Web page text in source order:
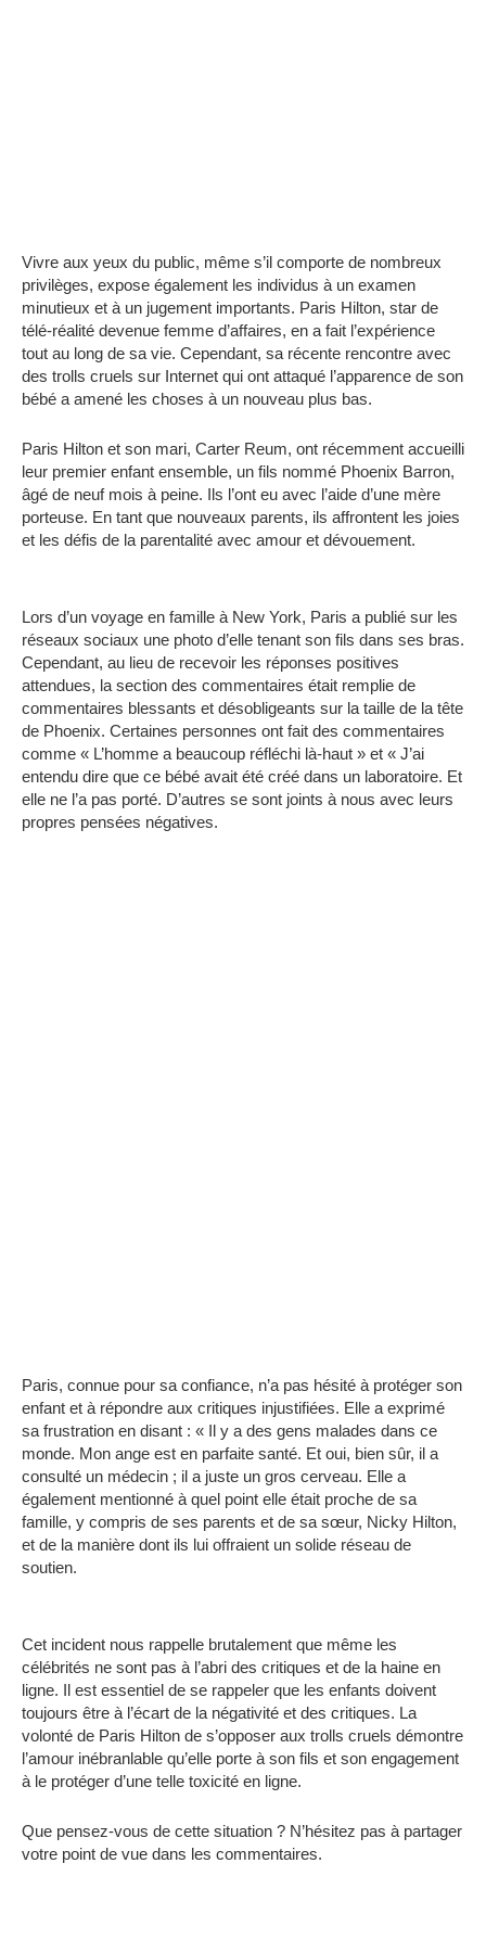
Vivre aux yeux du public, même s’il comporte de nombreux
privilèges, expose également les individus à un examen
minutieux et à un jugement importants. Paris Hilton, star de
télé-réalité devenue femme d’affaires, en a fait l’expérience
tout au long de sa vie. Cependant, sa récente rencontre avec
des trolls cruels sur Internet qui ont attaqué l’apparence de son
bébé a amené les choses à un nouveau plus bas.
Paris Hilton et son mari, Carter Reum, ont récemment accueilli
leur premier enfant ensemble, un fils nommé Phoenix Barron,
âgé de neuf mois à peine. Ils l’ont eu avec l’aide d’une mère
porteuse. En tant que nouveaux parents, ils affrontent les joies
et les défis de la parentalité avec amour et dévouement.
Lors d’un voyage en famille à New York, Paris a publié sur les
réseaux sociaux une photo d’elle tenant son fils dans ses bras.
Cependant, au lieu de recevoir les réponses positives
attendues, la section des commentaires était remplie de
commentaires blessants et désobligeants sur la taille de la tête
de Phoenix. Certaines personnes ont fait des commentaires
comme « L’homme a beaucoup réfléchi là-haut » et « J’ai
entendu dire que ce bébé avait été créé dans un laboratoire. Et
elle ne l’a pas porté. D’autres se sont joints à nous avec leurs
propres pensées négatives.
Paris, connue pour sa confiance, n’a pas hésité à protéger son
enfant et à répondre aux critiques injustifiées. Elle a exprimé
sa frustration en disant : « Il y a des gens malades dans ce
monde. Mon ange est en parfaite santé. Et oui, bien sûr, il a
consulté un médecin ; il a juste un gros cerveau. Elle a
également mentionné à quel point elle était proche de sa
famille, y compris de ses parents et de sa sœur, Nicky Hilton,
et de la manière dont ils lui offraient un solide réseau de
soutien.
Cet incident nous rappelle brutalement que même les
célébrités ne sont pas à l’abri des critiques et de la haine en
ligne. Il est essentiel de se rappeler que les enfants doivent
toujours être à l’écart de la négativité et des critiques. La
volonté de Paris Hilton de s’opposer aux trolls cruels démontre
l’amour inébranlable qu’elle porte à son fils et son engagement
à le protéger d’une telle toxicité en ligne.
Que pensez-vous de cette situation ? N’hésitez pas à partager
votre point de vue dans les commentaires.